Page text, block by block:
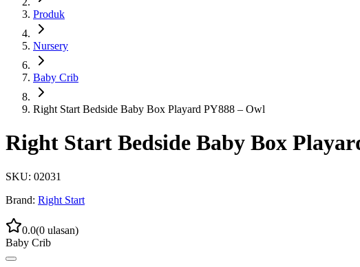
Produk
Nursery
Baby Crib
Right Start Bedside Baby Box Playard PY888 – Owl
Right Start Bedside Baby Box
SKU: 02031
Brand: Right Start
0.0(0 ulasan)
Baby Crib